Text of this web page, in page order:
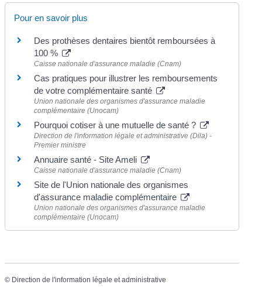
Pour en savoir plus
Des prothèses dentaires bientôt remboursées à
100 %
Caisse nationale d'assurance maladie (Cnam)
Cas pratiques pour illustrer les remboursements
de votre complémentaire santé
Union nationale des organismes d'assurance maladie
complémentaire (Unocam)
Pourquoi cotiser à une mutuelle de santé ?
Direction de l'information légale et administrative (Dila) -
Premier ministre
Annuaire santé - Site Ameli
Caisse nationale d'assurance maladie (Cnam)
Site de l'Union nationale des organismes
d'assurance maladie complémentaire
Union nationale des organismes d'assurance maladie
complémentaire (Unocam)
© Direction de l'information légale et administrative